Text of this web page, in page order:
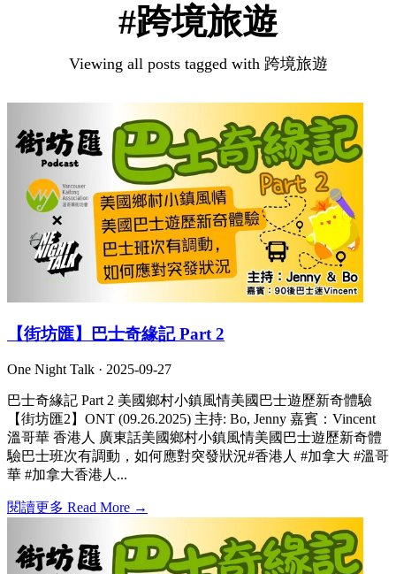
#跨境旅遊
Viewing all posts tagged with 跨境旅遊
【街坊匯】巴士奇緣記 Part 2
One Night Talk · 2025-09-27
巴士奇緣記 Part 2 美國鄉村小鎮風情美國巴士遊歷新奇體驗
【街坊匯2】ONT (09.26.2025) 主持: Bo, Jenny 嘉賓：Vincent
溫哥華 香港人 廣東話美國鄉村小鎮風情美國巴士遊歷新奇體
驗巴士班次有調動，如何應對突發狀況#香港人 #加拿大 #溫哥
華 #加拿大香港人...
閱讀更多 Read More →